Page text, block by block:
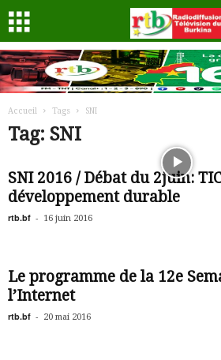
Accueil Tags SNI
Tag: SNI
SNI 2016 / Débat du 2juin:
développement durable
rtb.bf - 16 juin 2016
Le programme de la 12e
l’Internet
rtb.bf - 20 mai 2016